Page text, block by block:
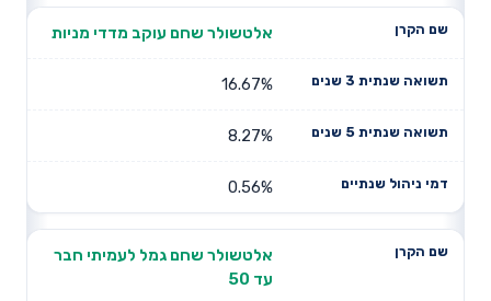
אלטשולר שחם עוקב מדדי מניות
16.67%
8.27%
0.56%
אלטשולר שחם גמל לעמיתי חבר
עד 50